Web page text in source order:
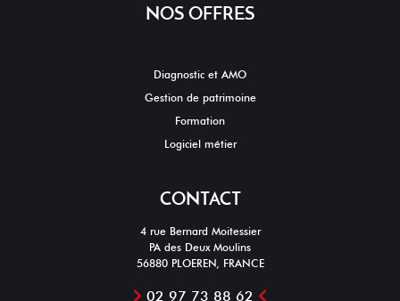
NOS OFFRES
Diagnostic et AMO
Gestion de patrimoine
Formation
Logiciel métier
CONTACT
4 rue Bernard Moitessier
PA des Deux Moulins
56880 PLOEREN, FRANCE
02 97 73 88 62